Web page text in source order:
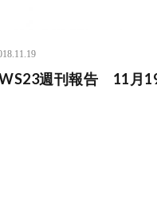
週刊報告 11月